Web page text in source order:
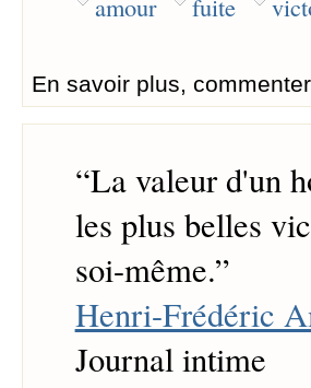
En savoir plus, commenter
“La valeur d'un
les plus belles
soi-même.”
Henri-Frédéric
Journal intime